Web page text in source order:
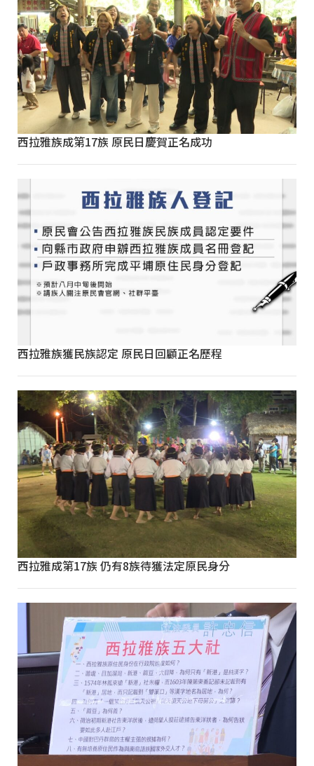
西拉雅族成第17族 原民日慶賀正名成功
西拉雅族獲民族認定 原民日回顧正名歷程
西拉雅成第17族 仍有8族待獲法定原民身分